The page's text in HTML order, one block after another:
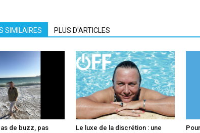
SIMILAIRES PLUS D'ARTICLES
de buzz, pas
Le luxe de la discrétion : une